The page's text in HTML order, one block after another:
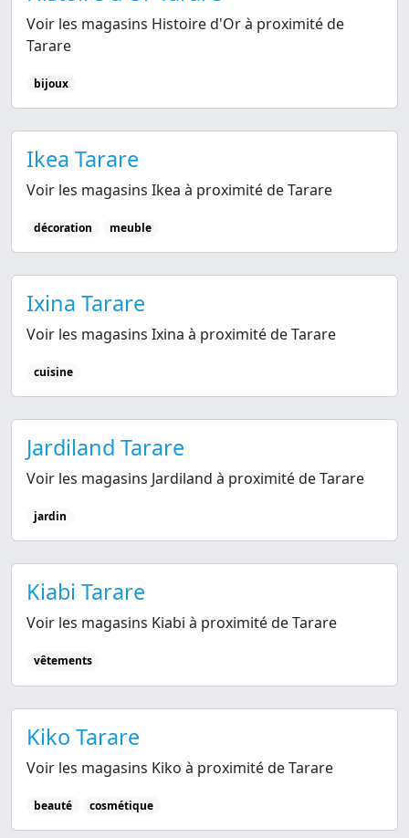
Voir les magasins Histoire d'Or à proximité de
Tarare
bijoux
Ikea Tarare
Voir les magasins Ikea à proximité de Tarare
décoration meuble
Ixina Tarare
Voir les magasins Ixina à proximité de Tarare
cuisine
Jardiland Tarare
Voir les magasins Jardiland à proximité de Tarare
jardin
Kiabi Tarare
Voir les magasins Kiabi à proximité de Tarare
vêtements
Kiko Tarare
Voir les magasins Kiko à proximité de Tarare
beauté cosmétique